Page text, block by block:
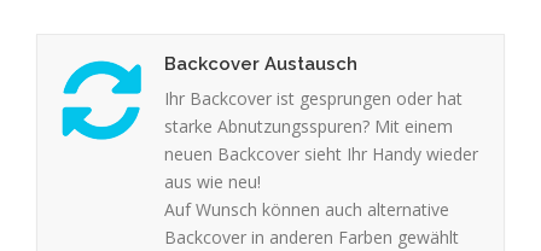
Backcover Austausch
Ihr Backcover ist gesprungen oder hat
starke Abnutzungsspuren? Mit einem
neuen Backcover sieht Ihr Handy wieder
aus wie neu!
Auf Wunsch können auch alternative
Backcover in anderen Farben gewählt